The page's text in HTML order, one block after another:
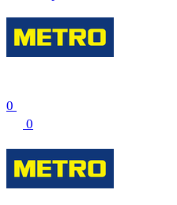
0
0